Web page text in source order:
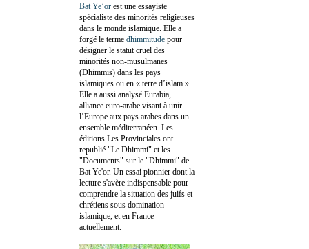
Bat Ye’or est une essayiste
spécialiste des minorités religieuses
dans le monde islamique. Elle a
forgé le terme dhimmitude pour
désigner le statut cruel des
minorités non-musulmanes
(Dhimmis) dans les pays
islamiques ou en « terre d’islam ».
Elle a aussi analysé Eurabia,
alliance euro-arabe visant à unir
l’Europe aux pays arabes dans un
ensemble méditerranéen. Les
éditions Les Provinciales ont
republié "Le Dhimmi" et les
"Documents" sur le "Dhimmi" de
Bat Ye'or. Un essai pionnier dont la
lecture s'avère indispensable pour
comprendre la situation des juifs et
chrétiens sous domination
islamique, et en France
actuellement.